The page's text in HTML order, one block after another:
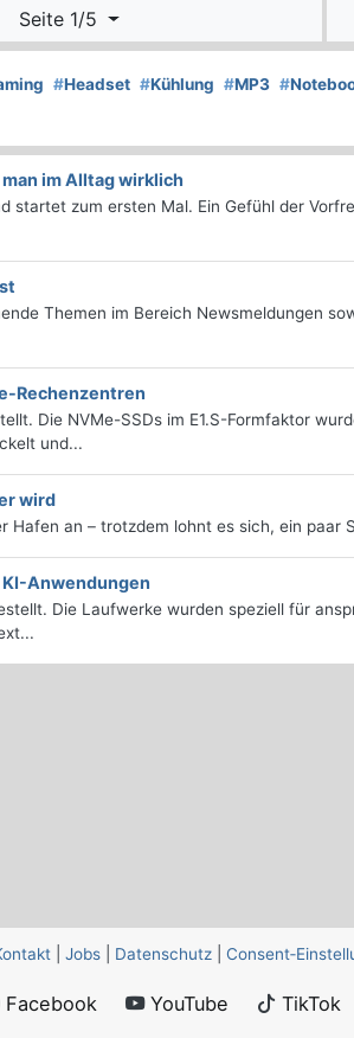
Seite 1/5
#Headset #Kühlung #MP3 #
im Alltag wirklich
startet zum ersten Mal. Ein Gefühl der
Themen im Bereich Newsmeldungen
Rechenzentren
Die NVMe-SSDs im E1.S-Formfaktor
und...
wird
an – trotzdem lohnt es sich, ein paar
KI-Anwendungen
Die Laufwerke wurden speziell für
Jobs Datenschutz
Facebook YouTube TikTok